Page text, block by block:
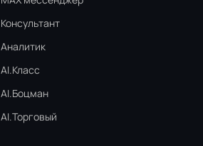
Консультант
Аналитик
AI.Класс
AI.Боцман
AI.Торговый